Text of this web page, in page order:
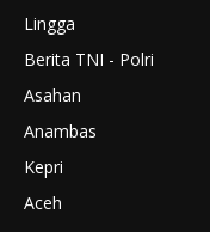
Lingga
Berita TNI - Polri
Asahan
Anambas
Kepri
Aceh